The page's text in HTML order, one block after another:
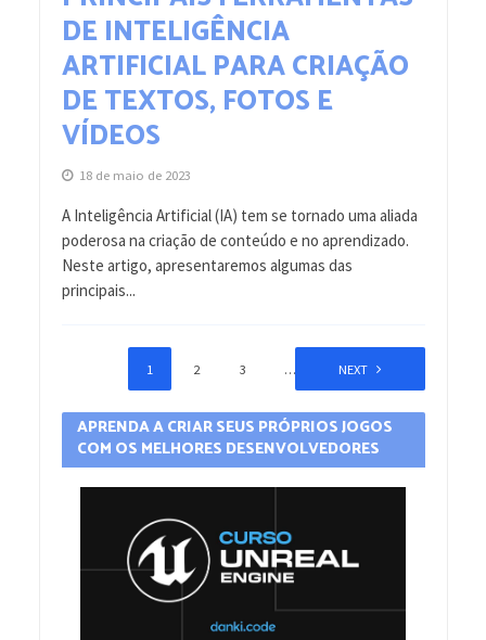
DE INTELIGÊNCIA
ARTIFICIAL PARA CRIAÇÃO
DE TEXTOS, FOTOS E
VÍDEOS
18 de maio de 2023
A Inteligência Artificial (IA) tem se tornado uma aliada
poderosa na criação de conteúdo e no aprendizado.
Neste artigo, apresentaremos algumas das
principais...
1 2 3 … 6NEXT
APRENDA A CRIAR SEUS PRÓPRIOS JOGOS
COM OS MELHORES DESENVOLVEDORES